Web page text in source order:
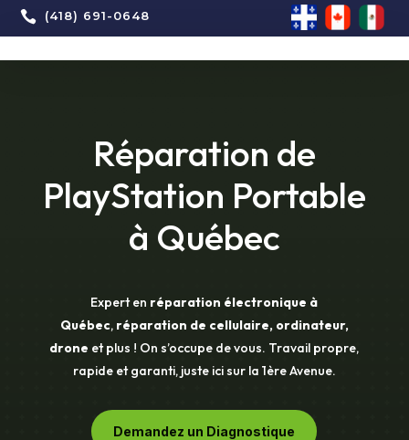
 (418) 691-0648
Réparation de
PlayStation Portable
à Québec
Expert en réparation électronique à
Québec, réparation de cellulaire, ordinateur,
drone et plus ! On s’occupe de vous. Travail propre,
rapide et garanti, juste ici sur la 1ère Avenue.
Demandez un Diagnostique